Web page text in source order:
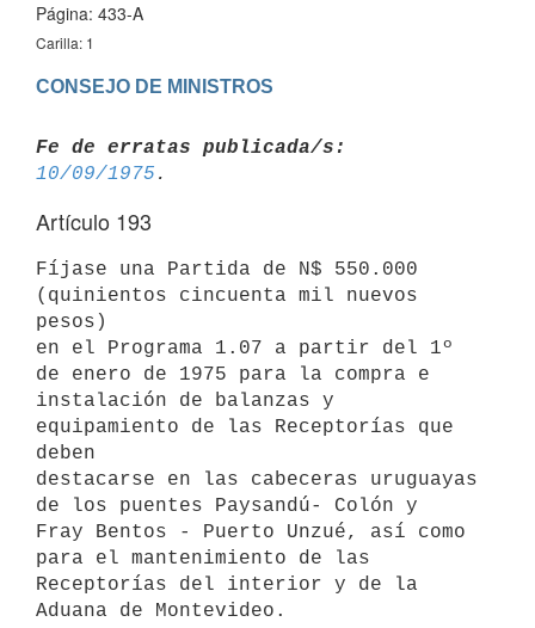
Página: 433-A
Carilla: 1
CONSEJO DE MINISTROS
Fe de erratas publicada/s:
10/09/1975
Artículo 193
Fíjase una Partida de N$ 550.000
(quinientos cincuenta mil nuevos
pesos)
en el Programa 1.07 a partir del 1º
de enero de 1975 para la compra e
instalación de balanzas y
equipamiento de las Receptorías que
deben
destacarse en las cabeceras uruguayas
de los puentes Paysandú- Colón y
Fray Bentos - Puerto Unzué, así como
para el mantenimiento de las
Receptorías del interior y de la
Aduana de Montevideo.